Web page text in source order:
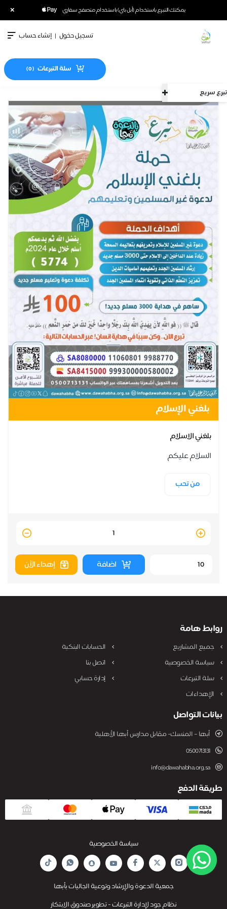
يمكنك التبرع باستخدام (أبل باي) باستخدام متصفح سفاري ×
تبرع سريع
تسجيل دخول | إنشاء حساب
سلة التبرعات (
0
)
بلغني الإسلام
بلغني الاسلام
السلام عليكم
من تحب
Quantity
اضافة إهداء الآن
روابط هامة
جميع المشاريع
الحسابات البنكية
سياسة الخصوصية
اتصل بنا
سلة التبرعات
إدارة حسابي
الإهداءات
بيانات التواصل
أبها – المنسك- مقابل مدارس أبها الأهلية
0500713131
info@dawahabha.org.sa
طريقة الدفع
سياسة الخصوصية
جمعية الدعوة والإرشاد وتوعية الجاليات بأبها
نظام جود لإدارة التبرعات - تطوير صندوق الابتكار